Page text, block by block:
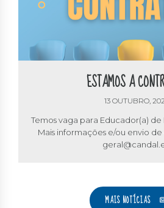
ESTAMOS A
13 OUTUBRO,
Temos vaga para Educador(a) de
Mais informações e/ou envio
MAIS NOTÍCIAS